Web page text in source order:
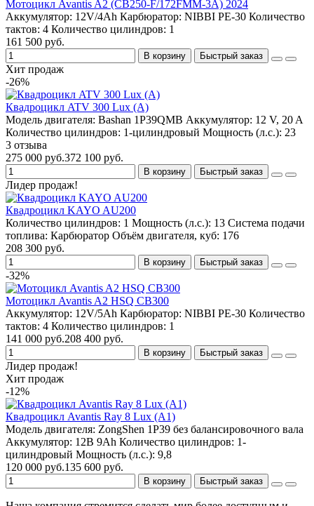
Мотоцикл Avantis A2 (CB250-F/172FMM-3A) 2024
Аккумулятор: 12V/4Аh Карбюратор: NIBBI PE-30 Количество
тактов: 4 Количество цилиндров: 1
161 500 руб.
В корзину Быстрый заказ
Хит продаж
-26%
Квадроцикл ATV 300 Lux (A)
Модель двигателя: Bashan 1P39QMB Аккумулятор: 12 V, 20 A
Количество цилиндров: 1-цилиндровый Мощность (л.с.): 23
3 отзыва
275 000 руб.372 100 руб.
В корзину Быстрый заказ
Лидер продаж!
Квадроцикл KAYO AU200
Количество цилиндров: 1 Мощность (л.с.): 13 Система подачи
топлива: Карбюратор Объём двигателя, куб: 176
208 300 руб.
В корзину Быстрый заказ
-32%
Мотоцикл Avantis A2 HSQ CB300
Аккумулятор: 12V/5Аh Карбюратор: NIBBI PE-30 Количество
тактов: 4 Количество цилиндров: 1
141 000 руб.208 400 руб.
В корзину Быстрый заказ
Лидер продаж!
Хит продаж
-12%
Квадроцикл Avantis Ray 8 Lux (A1)
Модель двигателя: ZongShen 1P39 без балансировочного вала
Аккумулятор: 12В 9Ah Количество цилиндров: 1-
цилиндровый Мощность (л.с.): 9,8
120 000 руб.135 600 руб.
В корзину Быстрый заказ